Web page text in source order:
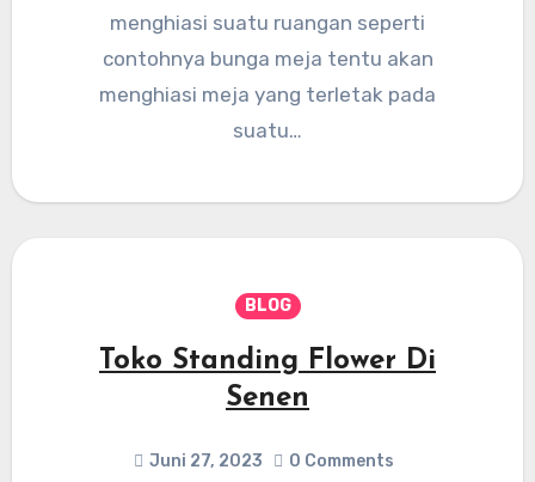
menghiasi suatu ruangan seperti
contohnya bunga meja tentu akan
menghiasi meja yang terletak pada
suatu…
BLOG
Toko Standing Flower Di
Senen
Juni 27, 2023 0 Comments